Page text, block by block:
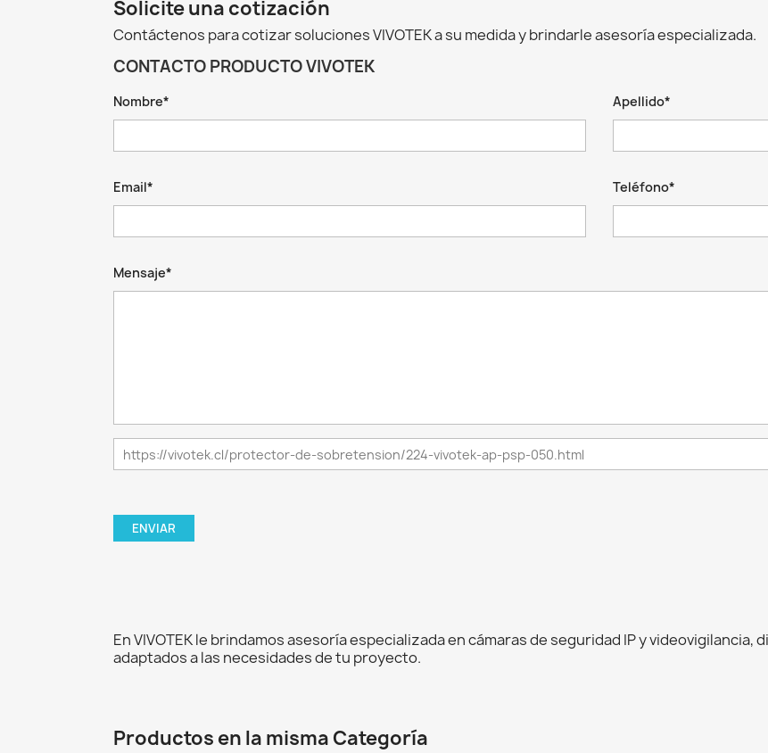
Solicite una cotización
Contáctenos para cotizar soluciones VIVOTEK a su medida y brindarle asesoría especializada.
CONTACTO PRODUCTO VIVOTEK
Nombre* Apellido*
Email* Teléfono*
Mensaje*
En VIVOTEK le brindamos asesoría especializada en cámaras de seguridad IP y
adaptados a las necesidades de tu proyecto.
Productos en la misma Categoría